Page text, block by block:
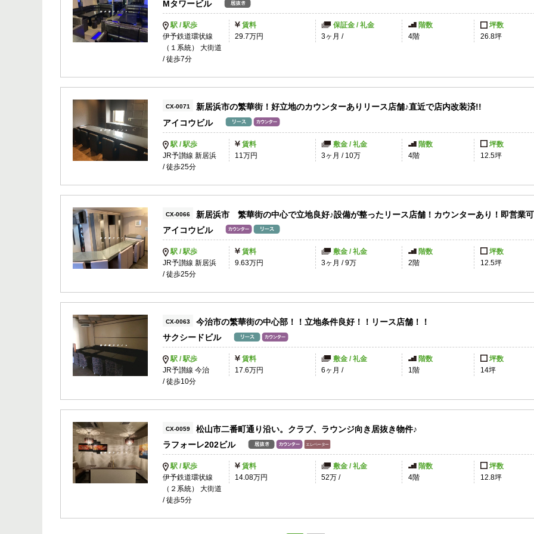
Mタワービル
駅 / 駅歩
伊予鉄道環状線
（１系統） 大街道
/ 徒歩7分
賃料
29.7万円
保証金 / 礼金
3ヶ月 /
階数
4階
坪数
26.8坪
CX-0071
新居浜市の繁華街！好立地のカウンターありリース店舗♪直近で店内改装済!!
アイコウビル
駅 / 駅歩
JR予讃線 新居浜
/ 徒歩25分
賃料
11万円
敷金 / 礼金
3ヶ月 / 10万
階数
4階
坪数
12.5坪
CX-0066
新居浜市 繁華街の中心で立地良好♪設備が整ったリース店舗！カウンターあり！即営業可
アイコウビル
駅 / 駅歩
JR予讃線 新居浜
/ 徒歩25分
賃料
9.63万円
敷金 / 礼金
3ヶ月 /9万
階数
2階
坪数
12.5坪
CX-0063
今治市の繁華街の中心部！！立地条件良好！！リース店舗！！
サクシードビル
駅 / 駅歩
JR予讃線 今治
/ 徒歩10分
賃料
17.6万円
敷金 / 礼金
6ヶ月 /
階数
1階
坪数
14坪
CX-0059
松山市二番町通り沿い。クラブ、ラウンジ向き居抜き物件♪
ラフォーレ202ビル
駅 / 駅歩
伊予鉄道環状線
（２系統） 大街道
/ 徒歩5分
賃料
14.08万円
敷金 / 礼金
52万 /
階数
4階
坪数
12.8坪